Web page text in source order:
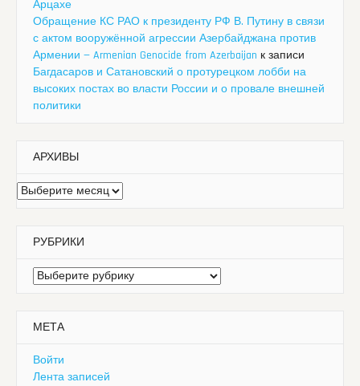
Арцахе
Обращение КС РАО к президенту РФ В. Путину в связи
с актом вооружённой агрессии Азербайджана против
Армении — Armenian Genocide from Azerbaijan к записи
Багдасаров и Сатановский о протурецком лобби на
высоких постах во власти России и о провале внешней
политики
АРХИВЫ
Архивы
РУБРИКИ
Рубрики
МЕТА
Войти
Лента записей